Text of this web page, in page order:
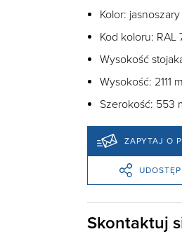
Kolor: jasnoszary
Kod koloru: RAL
Wysokość
Wysokość: 2111
Szerokość: 553
ZAPYTAJ O
Skontaktuj